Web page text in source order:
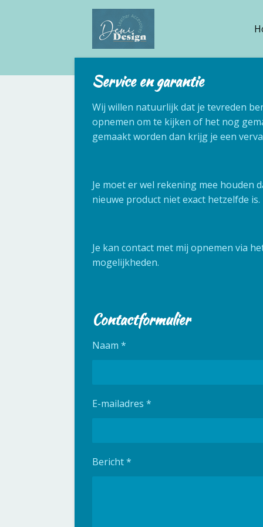
Service en garantie
Wij willen natuurlijk dat je tevreden
opnemen om te kijken of het nog
gemaakt worden dan krijg je een
Je moet er wel rekening mee houden
nieuwe product niet exact hetzelfde is.
Je kan contact met mij opnemen via
mogelijkheden.
Contactformulier
Naam *
E-mailadres *
Bericht *